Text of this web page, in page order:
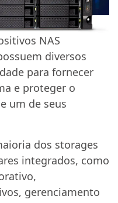
NAS
diversos
para fornecer
e proteger o
um de seus
dos storages
integrados, como
gerenciamento